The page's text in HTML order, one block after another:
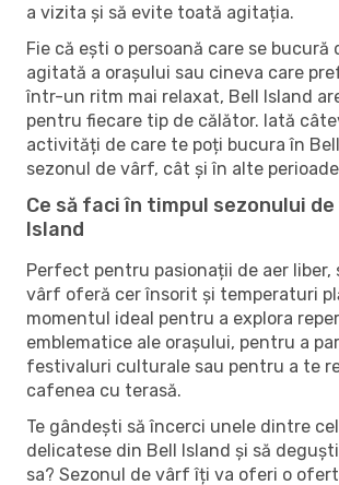
a vizita și să evite toată agitația.
Fie că ești o persoană care se bucură
agitată a orașului sau cineva care
într-un ritm mai relaxat, Bell Island
pentru fiecare tip de călător. Iată
activități de care te poți bucura în
sezonul de vârf, cât și în alte
Ce să faci în timpul sezonului
Island
Perfect pentru pasionații de aer liber,
vârf oferă cer însorit și temperaturi
momentul ideal pentru a explora
emblematice ale orașului, pentru a
festivaluri culturale sau pentru a te
cafenea cu terasă.
Te gândești să încerci unele dintre
delicatese din Bell Island și să
sa? Sezonul de vârf îți va oferi o